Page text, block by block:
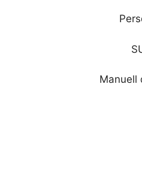
Manuell